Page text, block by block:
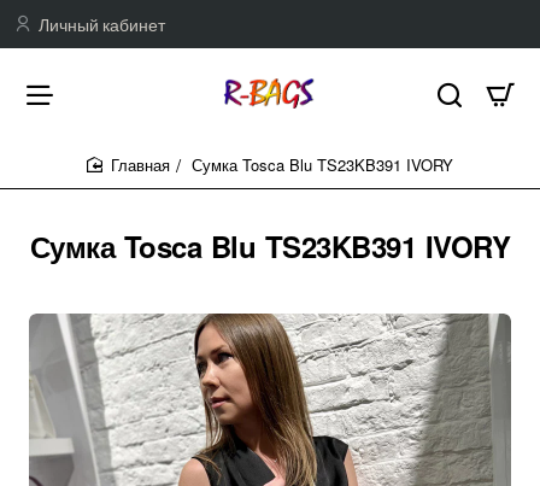
Личный кабинет
Сумка Tosca Blu TS23KB391 IVORY
Сумка Tosca Blu TS23KB391 IVORY